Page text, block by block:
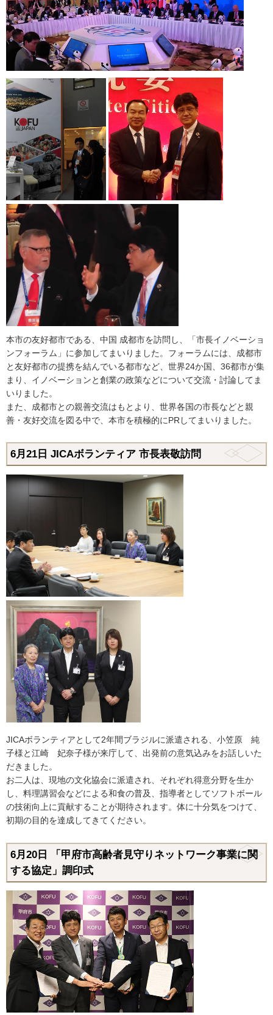
本市の友好都市である、中国 成都市を訪問し、「市長イノベーショ
ンフォーラム」に参加してまいりました。フォーラムには、成都市
と友好都市の提携を結んでいる都市など、世界24か国、36都市が集
まり、イノベーションと創業の政策などについて交流・討論してま
いりました。
また、成都市との親善交流はもとより、世界各国の市長などと親
善・友好交流を図る中で、本市を積極的にPRしてまいりました。
6月21日 JICAボランティア 市長表敬訪問
JICAボランティアとして2年間ブラジルに派遣される、小笠原 純
子様と江崎 妃奈子様が来庁して、出発前の意気込みをお話しいた
だきました。
お二人は、現地の文化協会に派遣され、それぞれ得意分野を生か
し、料理講習会などによる和食の普及、指導者としてソフトボール
の技術向上に貢献することが期待されます。体に十分気をつけて、
初期の目的を達成してきてください。
6月20日 「甲府市高齢者見守りネットワーク事業に関
する協定」調印式